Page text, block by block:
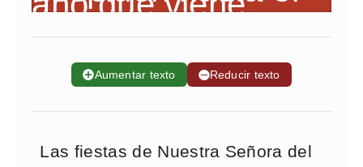
➕Aumentar texto ➖Reducir texto
Las fiestas de Nuestra Señora del